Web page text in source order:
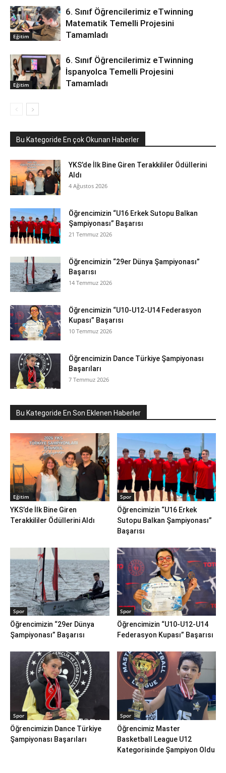
Eğitim
6. Sınıf Öğrencilerimiz eTwinning
Matematik Temelli Projesini
Tamamladı
Eğitim
6. Sınıf Öğrencilerimiz eTwinning
İspanyolca Temelli Projesini
Tamamladı
Bu Kategoride En çok Okunan Haberler
YKS’de İlk Bine Giren Terakkililer Ödüllerini
Aldı
4 Ağustos 2026
Öğrencimizin “U16 Erkek Sutopu Balkan
Şampiyonası” Başarısı
21 Temmuz 2026
Öğrencimizin “29er Dünya Şampiyonası”
Başarısı
14 Temmuz 2026
Öğrencimizin “U10-U12-U14 Federasyon
Kupası” Başarısı
10 Temmuz 2026
Öğrencimizin Dance Türkiye Şampiyonası
Başarıları
7 Temmuz 2026
Bu Kategoride En Son Eklenen Haberler
Eğitim
YKS’de İlk Bine Giren
Terakkililer Ödüllerini Aldı
Spor
Öğrencimizin “U16 Erkek
Sutopu Balkan Şampiyonası”
Başarısı
Spor
Öğrencimizin “29er Dünya
Şampiyonası” Başarısı
Spor
Öğrencimizin “U10-U12-U14
Federasyon Kupası” Başarısı
Spor
Öğrencimizin Dance Türkiye
Şampiyonası Başarıları
Spor
Öğrencimiz Master
Basketball League U12
Kategorisinde Şampiyon Oldu